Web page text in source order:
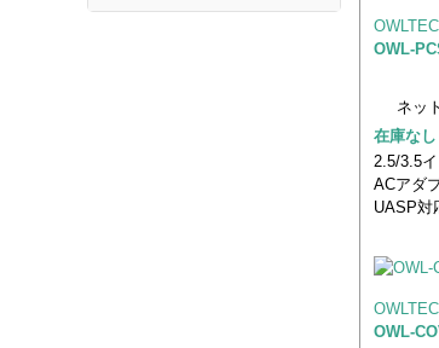
OWL-
ネッ
在庫なし
2.5/3.5
ACアダ
UASP対
OWL-